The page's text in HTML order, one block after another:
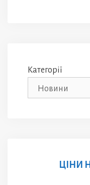
Категорії
ЦІНИ